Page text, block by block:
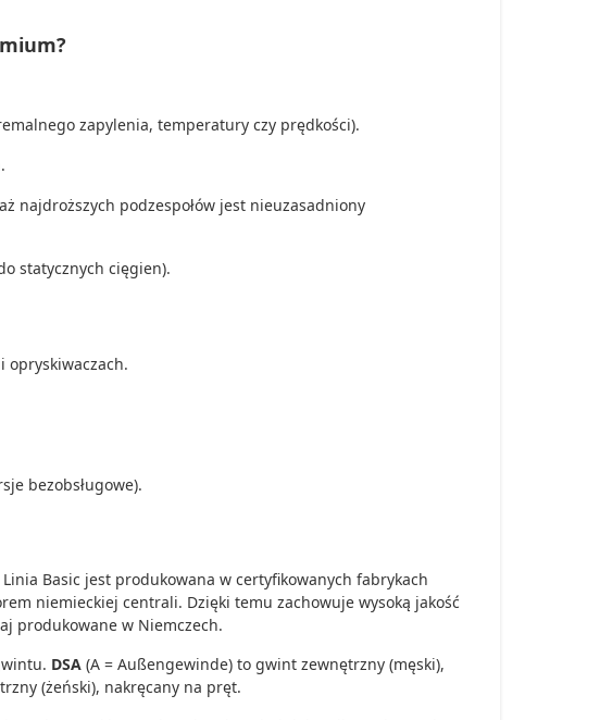
zapylenia, temperatury czy prędkości).
najdroższych podzespołów jest nieuzasadniony
statycznych cięgien).
opryskiwaczach.
bezobsługowe).
Linia Basic jest produkowana w certyfikowanych fabrykach
niemieckiej centrali. Dzięki temu zachowuje wysoką jakość
produkowane w Niemczech.
DSA (A = Außengewinde) to gwint zewnętrzny (męski),
(żeński), nakręcany na pręt.